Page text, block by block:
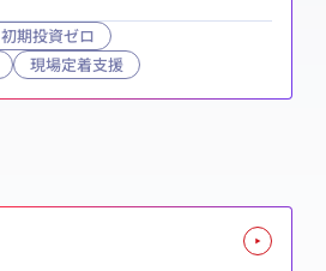
初期投資ゼロ
現場定着支援